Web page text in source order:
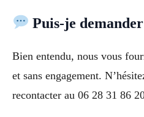
Puis-je
Bien entendu, nous vous
et sans engagement.
recontacter au 06 28 31 86